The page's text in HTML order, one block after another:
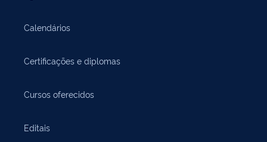
Calendários
Certificações e diplomas
Cursos oferecidos
Editais